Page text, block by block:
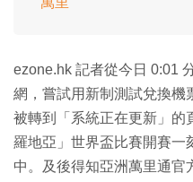
ezone.hk 記者從今日 0:01
網，嘗試用新制測試兌換機
被轉到「系統正在更新」的
羅地亞」世界盃比賽開賽一
中。及後得知亞洲萬里通官